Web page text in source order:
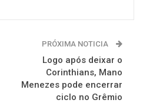
PRÓXIMA NOTICIA
Logo após deixar o
Corinthians, Mano
Menezes pode encerrar
ciclo no Grêmio